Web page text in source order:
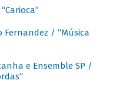
/ “Música
e Ensemble SP /